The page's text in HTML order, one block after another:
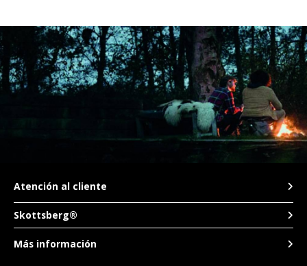
Skottsberg®
Atención al cliente
Más información